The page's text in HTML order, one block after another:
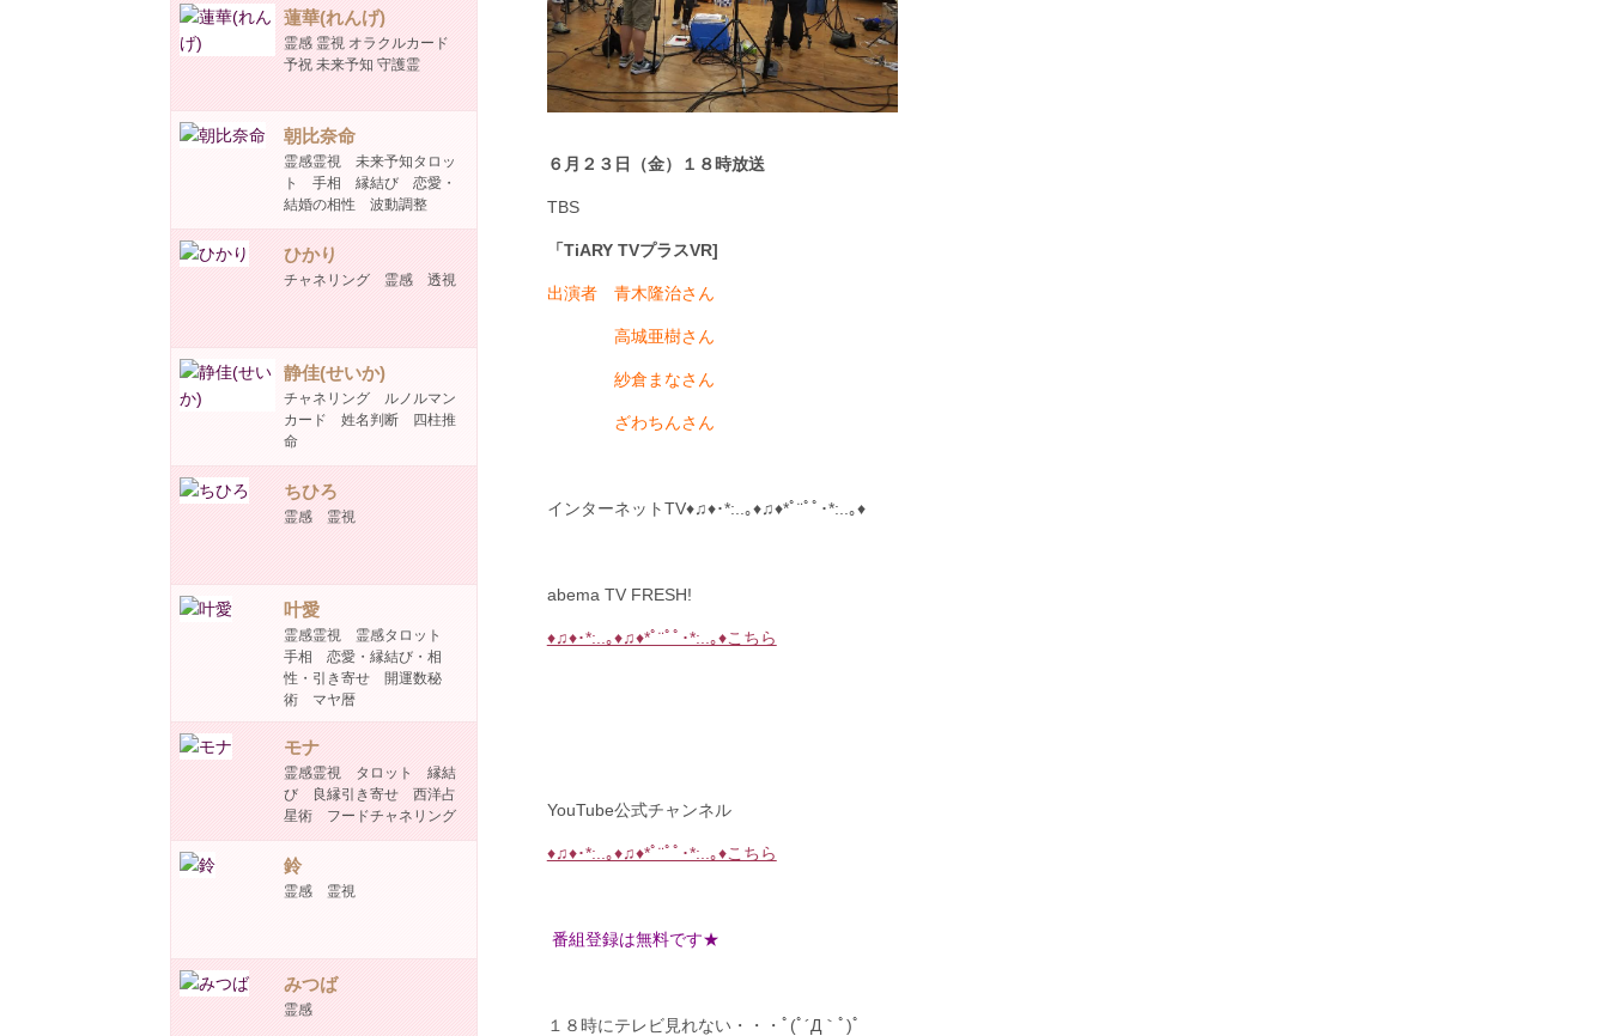
蓮華(れんげ)
霊感 霊視 オラクルカード
予祝 未来予知 守護霊
朝比奈命
霊感霊視 未来予知タロッ
ト 手相 縁結び 恋愛・
結婚の相性 波動調整
ひかり
チャネリング 霊感 透視
静佳(せいか)
チャネリング ルノルマン
カード 姓名判断 四柱推
命
ちひろ
霊感 霊視
叶愛
霊感霊視 霊感タロット
手相 恋愛・縁結び・相
性・引き寄せ 開運数秘
術 マヤ暦
モナ
霊感霊視 タロット 縁結
び 良縁引き寄せ 西洋占
星術 フードチャネリング
鈴
霊感 霊視
みつば
霊感
６月２３日（金）１８時放送
TBS
「TiARY TVプラスVR]
出演者 青木隆治さん
高城亜樹さん
紗倉まなさん
ざわちんさん
インターネットTV♦♫♦･*:..｡♦♫♦*ﾟ¨ﾟﾟ･*:..｡♦
abema TV FRESH!
♦♫♦･*:..｡♦♫♦*ﾟ¨ﾟﾟ･*:..｡♦こちら
YouTube公式チャンネル
♦♫♦･*:..｡♦♫♦*ﾟ¨ﾟﾟ･*:..｡♦こちら
番組登録は無料です★
１８時にテレビ見れない・・・ﾟ(ﾟ´Д｀ﾟ)ﾟ